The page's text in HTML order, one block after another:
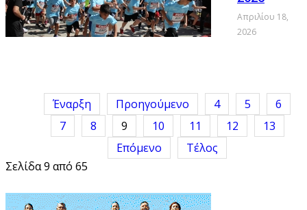
Απριλίου 18,
2026
Έναρξη Προηγούμενο 4 5
6
7
8 9 10 11 12
13
Επόμενο
Τέλος
Σελίδα 9 από 65